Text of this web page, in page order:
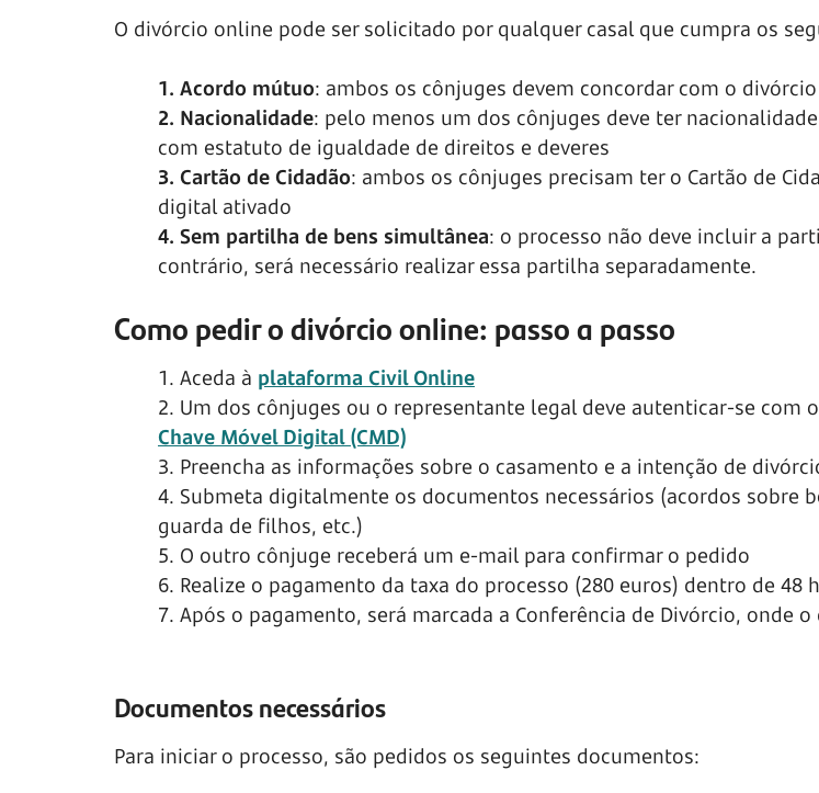
O divórcio online pode ser solicitado por qualquer casal que cumpra os
1. Acordo mútuo: ambos os cônjuges devem concordar com o divórcio
2. Nacionalidade: pelo menos um dos cônjuges deve ter
com estatuto de igualdade de direitos e deveres
3. Cartão de Cidadão: ambos os cônjuges precisam ter o Cartão de
digital ativado
4. Sem partilha de bens simultânea: o processo não deve incluir a
contrário, será necessário realizar essa partilha separadamente.
Como pedir o divórcio online: passo a passo
1. Aceda à plataforma Civil Online
2. Um dos cônjuges ou o representante legal deve autenticar-se com
Chave Móvel Digital (CMD)
3. Preencha as informações sobre o casamento e a intenção de
4. Submeta digitalmente os documentos necessários (acordos sobre
guarda de filhos, etc.)
5. O outro cônjuge receberá um e-mail para confirmar o pedido
6. Realize o pagamento da taxa do processo (280 euros) dentro de 48
7. Após o pagamento, será marcada a Conferência de Divórcio, onde
Documentos necessários
Para iniciar o processo, são pedidos os seguintes documentos: